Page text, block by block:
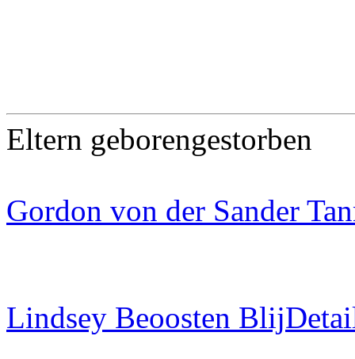
Eltern geborengestorben
Gordon von der Sander
Lindsey Beoosten Blij